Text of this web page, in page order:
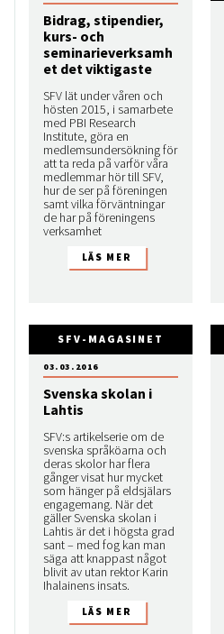
Bidrag, stipendier,
kurs- och
seminarieverksamh
et det viktigaste
SFV lät under våren och
hösten 2015, i samarbete
med PBI Research
Institute, göra en
medlemsundersökning för
att ta reda på varför våra
medlemmar hör till SFV,
hur de ser på föreningen
samt vilka förväntningar
de har på föreningens
verksamhet
SFV-MAGASINET
Svenska skolan i
Lahtis
SFV:s artikelserie om de
svenska språköarna och
deras skolor har flera
gånger visat hur mycket
som hänger på eldsjälars
engagemang. När det
gäller Svenska skolan i
Lahtis är det i högsta grad
sant – med fog kan man
säga att knappast något
blivit av utan rektor Karin
Ihalainens insats.
03.03.2016